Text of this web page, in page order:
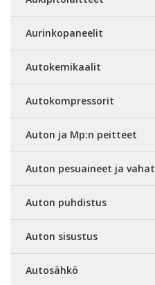
Aurinkopaneelit
Autokemikaalit
Autokompressorit
Auton ja Mp:n peitteet
Auton pesuaineet ja vahat
Auton puhdistus
Auton sisustus
Autosähkö